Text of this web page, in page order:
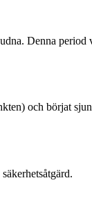
Denna
och börjat